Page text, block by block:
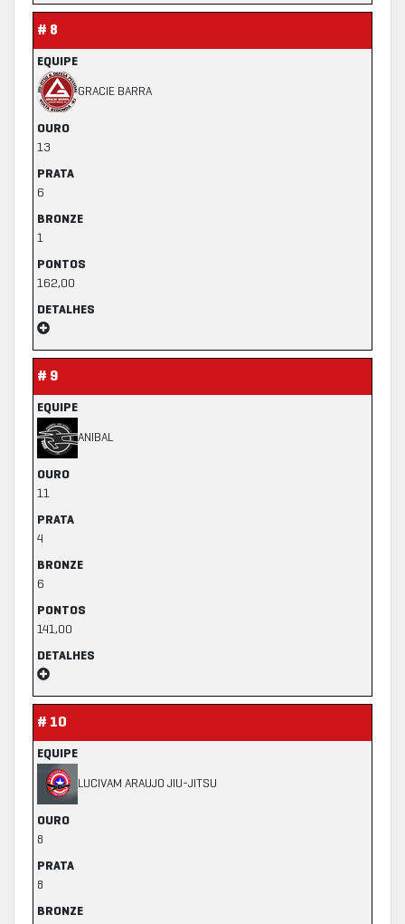
# 8
EQUIPE
GRACIE BARRA
OURO
13
PRATA
6
BRONZE
1
PONTOS
162,00
DETALHES
# 9
EQUIPE
ANIBAL
OURO
11
PRATA
4
BRONZE
6
PONTOS
141,00
DETALHES
# 10
EQUIPE
LUCIVAM ARAUJO JIU-JITSU
OURO
8
PRATA
8
BRONZE